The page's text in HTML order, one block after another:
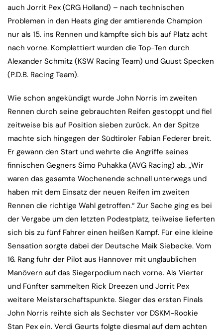
auch Jorrit Pex (CRG Holland) – nach technischen
Problemen in den Heats ging der amtierende Champion
nur als 15. ins Rennen und kämpfte sich bis auf Platz acht
nach vorne. Komplettiert wurden die Top-Ten durch
Alexander Schmitz (KSW Racing Team) und Guust Specken
(P.D.B. Racing Team).
Wie schon angekündigt wurde John Norris im zweiten
Rennen durch seine gebrauchten Reifen gestoppt und fiel
zeitweise bis auf Position sieben zurück. An der Spitze
machte sich hingegen der Südtiroler Fabian Federer breit.
Er gewann den Start und wehrte die Angriffe seines
finnischen Gegners Simo Puhakka (AVG Racing) ab. „Wir
waren das gesamte Wochenende schnell unterwegs und
haben mit dem Einsatz der neuen Reifen im zweiten
Rennen die richtige Wahl getroffen.“ Zur Sache ging es bei
der Vergabe um den letzten Podestplatz, teilweise lieferten
sich bis zu fünf Fahrer einen heißen Kampf. Für eine kleine
Sensation sorgte dabei der Deutsche Maik Siebecke. Vom
16. Rang fuhr der Pilot aus Hannover mit unglaublichen
Manövern auf das Siegerpodium nach vorne. Als Vierter
und Fünfter sammelten Rick Dreezen und Jorrit Pex
weitere Meisterschaftspunkte. Sieger des ersten Finals
John Norris reihte sich als Sechster vor DSKM-Rookie
Stan Pex ein. Verdi Geurts folgte diesmal auf dem achten